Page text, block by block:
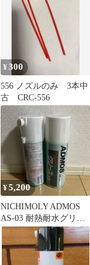
¥300
556 ノズルのみ 3本中
古 CRC-556
¥5,200
NICHIMOLY ADMOS
AS-03 耐熱耐水グリー
ススプレー 潤滑油2本